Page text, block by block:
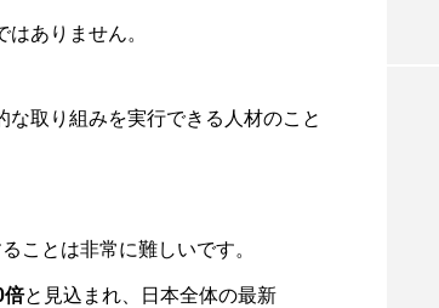
ありません。
取り組みを実行できる人材のこと
ことは非常に難しいです。
倍と見込まれ、日本全体の最新